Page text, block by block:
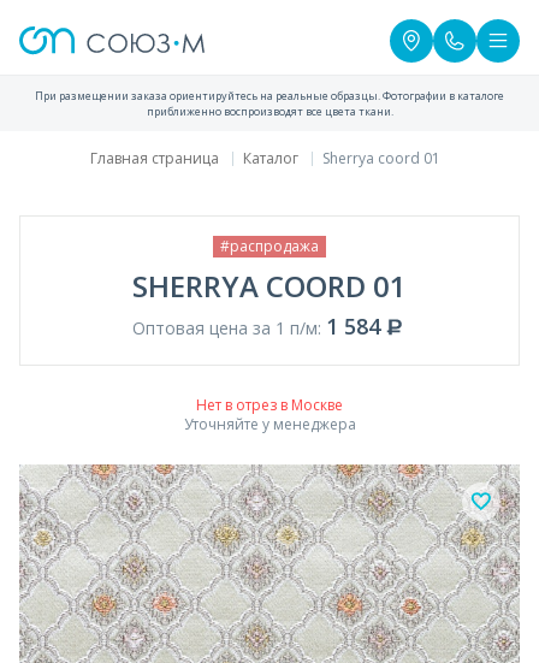
При размещении заказа ориентируйтесь на реальные образцы. Фотографии в каталоге
приближенно воспроизводят все цвета ткани.
Главная страница Каталог Sherrya coord 01
#распродажа
SHERRYA COORD 01
Оптовая цена за 1 п/м: 1 584
Нет в отрез в Москве
Уточняйте у менеджера